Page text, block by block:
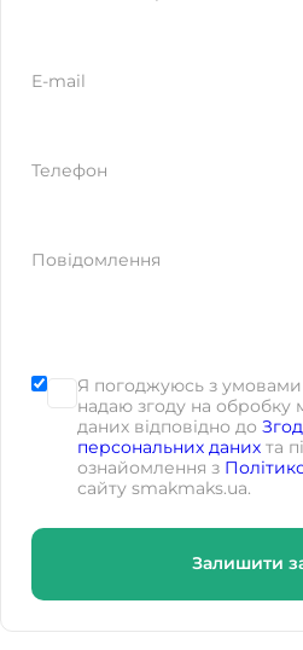
E-mail
Телефон
Повідомлення
Я погоджуюсь з умовами
надаю згоду на обробку
даних відповідно до
персональних даних та
ознайомлення з
сайту smakmaks.ua.
Залишити